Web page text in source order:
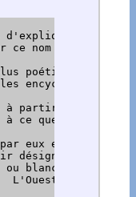
le nom
ce nom beaucoup se
poétique
encyclopédiques :
à partir du \
à ce que l'on dit.
eux et par des
désigne le Nord
ou blanc désigne le
L'Ouest désigné